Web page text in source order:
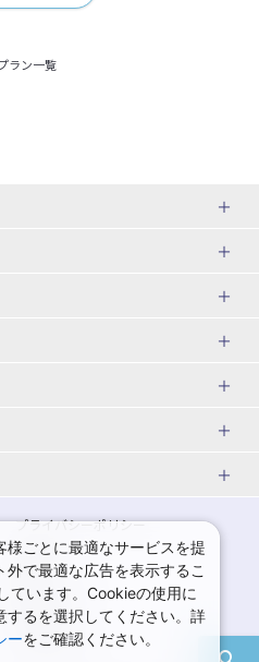
ラン一覧
千葉県
栃木県
神奈川県ホテル・旅館
千葉県ホテル・旅館
栃木県ホテル・旅館
蔵王温泉(山形)
鳴子温泉(宮城)
岩手旅行・ツアー
秋田旅行・ツアー
福島旅行・ツアー
ユニバーサル・スタジオ・ジャパ
女子旅 国内版
ゴールデンウィーク（GW）の国内
旅行
7月の国内旅行
9月の国内旅行
プライバシーポリシー
規約集
商標について
採用情報
様ごとに最適なサービスを提
で最適な広告を表示するこ
ています。Cookieの使用に
するを選択してください。詳
ーをご確認ください。